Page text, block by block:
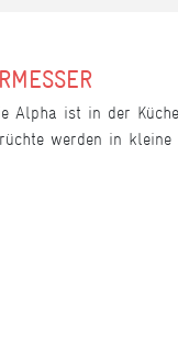
Alpha ist in der
werden in